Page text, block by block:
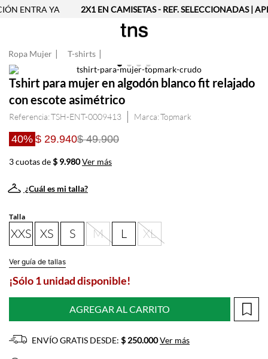
ENTRA YA 2X1 EN CAMISETAS - REF. SELECCIONADAS |
Ropa Mujer T-shirts
Tshirt para mujer en algodón blanco fit relajado
con escote asimétrico
Referencia:TSH-ENT-0009413 Topmark
40% $ 29.940$ 49.900
3 cuotas de$ 9.980Ver más
¿Cuál es mi talla?
Talla
XXS XS S M L XL
Ver guía de tallas
¡Sólo 1 unidad disponible!
AGREGAR AL CARRITO
ENVÍO GRATIS DESDE: $ 250.000Ver más